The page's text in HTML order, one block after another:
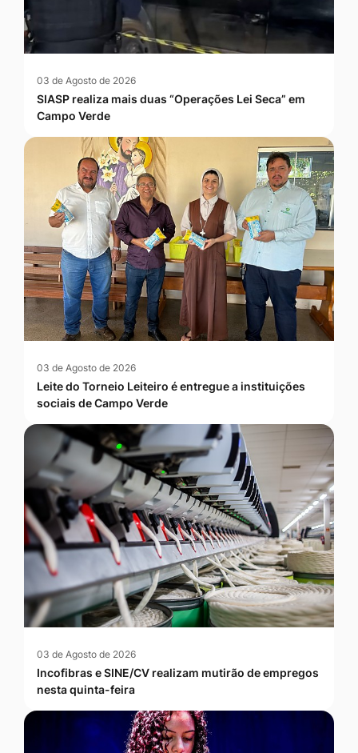
03 de Agosto de 2026
SIASP realiza mais duas “Operações Lei Seca” em
Campo Verde
03 de Agosto de 2026
Leite do Torneio Leiteiro é entregue a instituições
sociais de Campo Verde
03 de Agosto de 2026
Incofibras e SINE/CV realizam mutirão de empregos
nesta quinta-feira